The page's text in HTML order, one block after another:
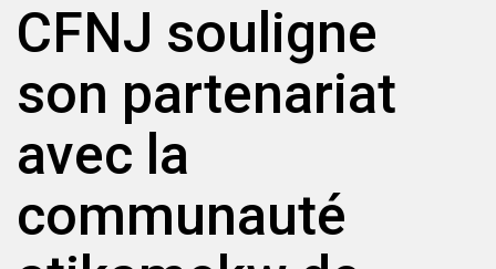
CFNJ souligne
son partenariat
avec la
communauté